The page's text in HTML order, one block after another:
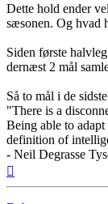
Dette hold ender
sæsonen. Og hvad
Siden første
dernæst 2 mål
Så to mål i de
"There is a
Being able to
definition of
- Neil Degrasse